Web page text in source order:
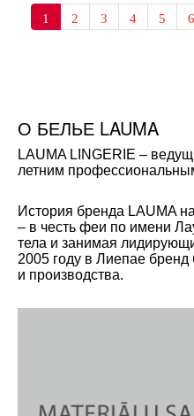
1 2 3 4 5 6
О БЕЛЬЕ LAUMA
LAUMA LINGERIE –
летним
История бренда LAUMA
– в честь феи по имени
тела и занимая
2005 году в Лиепае
и производства.